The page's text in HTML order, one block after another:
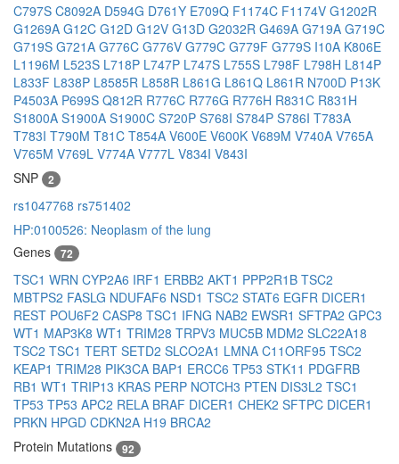
C797S C8092A D594G D761Y E709Q F1174C F1174V G1202R
G1269A G12C G12D G12V G13D G2032R G469A G719A G719C
G719S G721A G776C G776V G779C G779F G779S I10A K806E
L1196M L523S L718P L747P L747S L755S L798F L798H L814P
L833F L838P L8585R L858R L861G L861Q L861R N700D P13K
P4503A P699S Q812R R776C R776G R776H R831C R831H
S1800A S1900A S1900C S720P S768I S784P S786I T783A
T783I T790M T81C T854A V600E V600K V689M V740A V765A
V765M V769L V774A V777L V834I V843I
SNP
2
rs1047768 rs751402
HP:0100526: Neoplasm of the lung
Genes
72
TSC1 WRN CYP2A6 IRF1 ERBB2 AKT1 PPP2R1B TSC2
MBTPS2 FASLG NDUFAF6 NSD1 TSC2 STAT6 EGFR DICER1
REST POU6F2 CASP8 TSC1 IFNG NAB2 EWSR1 SFTPA2 GPC3
WT1 MAP3K8 WT1 TRIM28 TRPV3 MUC5B MDM2 SLC22A18
TSC2 TSC1 TERT SETD2 SLCO2A1 LMNA C11ORF95 TSC2
KEAP1 TRIM28 PIK3CA BAP1 ERCC6 TP53 STK11 PDGFRB
RB1 WT1 TRIP13 KRAS PERP NOTCH3 PTEN DIS3L2 TSC1
TP53 TP53 APC2 RELA BRAF DICER1 CHEK2 SFTPC DICER1
PRKN HPGD CDKN2A H19 BRCA2
Protein Mutations
92